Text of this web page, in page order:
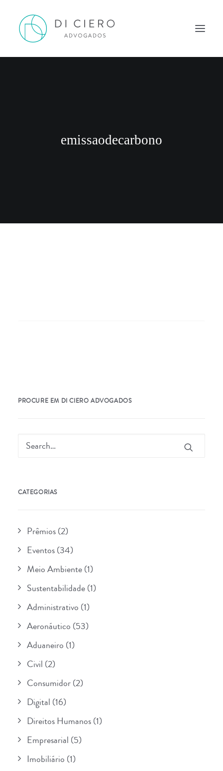
emissaodecarbono
PROCURE EM DI CIERO ADVOGADOS
CATEGORIAS
Prêmios(2)
Eventos(34)
Meio Ambiente(1)
Sustentabilidade(1)
Administrativo (1)
Aeronáutico (53)
Aduaneiro (1)
Civil (2)
Consumidor(2)
Digital (16)
Direitos Humanos(1)
Empresarial (5)
Imobiliário (1)